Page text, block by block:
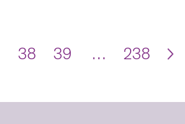
38 39 … 238